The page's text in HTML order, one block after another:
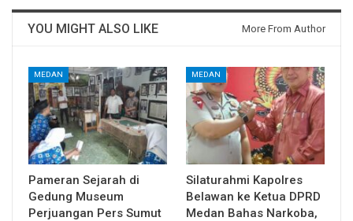
YOU MIGHT ALSO LIKE More From Author
MEDAN
Pameran Sejarah di
Gedung Museum
Perjuangan Pers Sumut
MEDAN
Silaturahmi Kapolres
Belawan ke Ketua DPRD
Medan Bahas Narkoba,